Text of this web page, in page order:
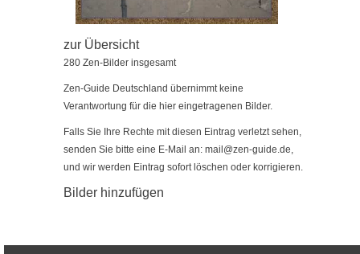
zur Übersicht
280 Zen-Bilder insgesamt
Zen-Guide Deutschland übernimmt keine
Verantwortung für die hier eingetragenen Bilder.
Falls Sie Ihre Rechte mit diesen Eintrag verletzt sehen,
senden Sie bitte eine E-Mail an: mail@zen-guide.de,
und wir werden Eintrag sofort löschen oder korrigieren.
Bilder hinzufügen